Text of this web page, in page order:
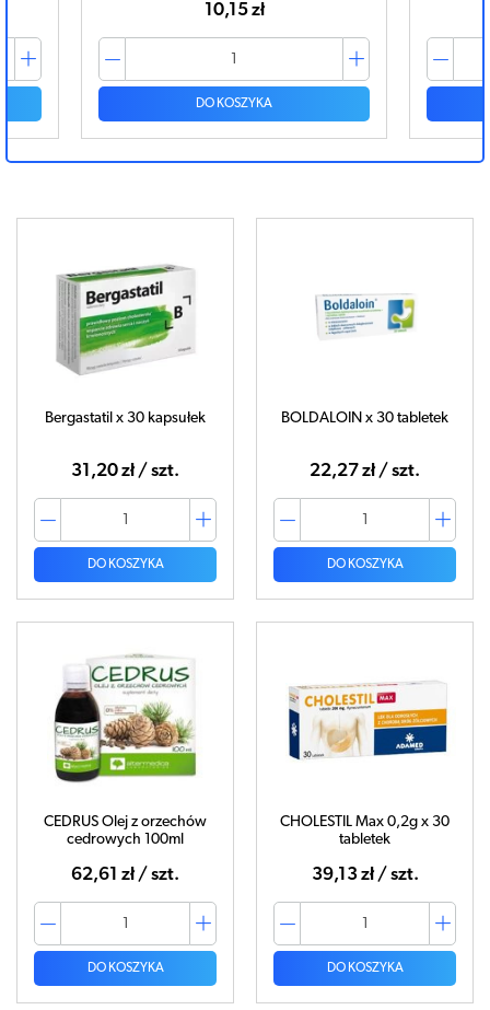
42,57 zł
DO KOSZYKA
Bergastatil x 30 kapsułek
31,20 zł / szt.
DO KOSZYKA
BOLDALOIN x 30 tabletek
22,27 zł / szt.
DO KOSZYKA
CEDRUS Olej z orzechów
cedrowych 100ml
62,61 zł / szt.
DO KOSZYKA
CHOLESTIL Max 0,2g x 30
tabletek
39,13 zł / szt.
DO KOSZYKA